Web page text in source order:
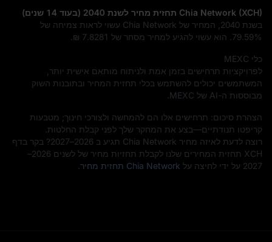
Chia Network (XCH) תחזית מחיר לשנת 2040 (בעוד 14 שנים)
בשנת 2040, המחיר של Chia Network עשוי לראות צמיחה של
79.59% . הוא עשוי להגיע למחיר מסחר של ₪ 7.8281
כלי MEXC
לפרויקציות תרחישים בזמן אמת ולניתוח מותאם אישית יותר,
המשתמשים יכולים להשתמש בכלי תחזית המחיר ובתובנות השוק
מבוססות ה-AI של MEXC.
הצהרת סיכום: תרחישים אלו הם להמחשה ולצורכי חינוך; מטבעות
קריפטו תנודתיים—בצע את המחקר שלך לפני קבלת החלטות.
רוצה לדעת לאיזה מחיר Chia Network תגיע ב 2026–2027? בקר בדף
XCH תחזית המחירים שלנו לקבלת תחזיות מחיר של לשנים 2026–
2027 על ידי לחיצה על
Chia Network תחזית מחיר